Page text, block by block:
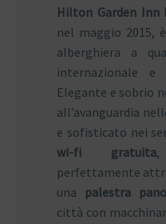
Hilton Garden Inn
nel maggio 2015,
alberghiera a
internazionale
Elegante e sobrio
all’avanguardia
e sofisticato nei
wi-fi gratuita
perfettamente
una palestra
città con